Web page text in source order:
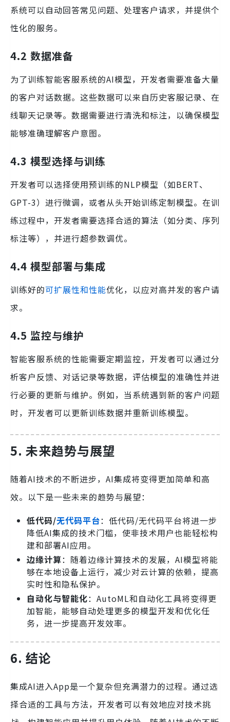
系统可以自动回答常见问题、处理客户请求，并提供个
性化的服务。
4.2 数据准备
为了训练智能客服系统的AI模型，开发者需要准备大量
的客户对话数据。这些数据可以来自历史客服记录、在
线聊天记录等。数据需要进行清洗和标注，以确保模型
能够准确理解客户意图。
4.3 模型选择与训练
开发者可以选择使用预训练的NLP模型（如BERT、
GPT-3）进行微调，或者从头开始训练定制模型。在训
练过程中，开发者需要选择合适的算法（如分类、序列
标注等），并进行超参数调优。
4.4 模型部署与集成
训练好的可扩展性和性能优化，以应对高并发的客户请
求。
4.5 监控与维护
智能客服系统的性能需要定期监控，开发者可以通过分
析客户反馈、对话记录等数据，评估模型的准确性并进
行必要的更新与维护。例如，当系统遇到新的客户问题
时，开发者可以更新训练数据并重新训练模型。
5. 未来趋势与展望
随着AI技术的不断进步，AI集成将变得更加简单和高
效。以下是一些未来的趋势与展望：
低代码/无代码平台：低代码/无代码平台将进一步
降低AI集成的技术门槛，使非技术用户也能轻松构
建和部署AI应用。
边缘计算：随着边缘计算技术的发展，AI模型将能
够在本地设备上运行，减少对云计算的依赖，提高
实时性和隐私保护。
自动化与智能化：AutoML和自动化工具将变得更
加智能，能够自动处理更多的模型开发和优化任
务，进一步提高开发效率。
6. 结论
集成AI进入App是一个复杂但充满潜力的过程。通过选
择合适的工具与方法，开发者可以有效地应对技术挑